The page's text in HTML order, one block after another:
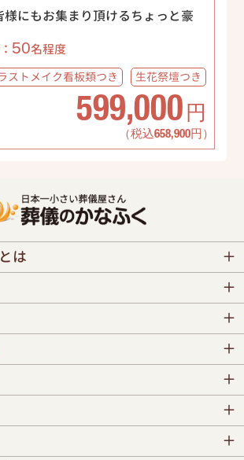
様にもお集まり頂けるちょっと豪
50名程度
ストメイク看板類つき 生花祭壇つき
599,000 円
（税込658,900円）
は